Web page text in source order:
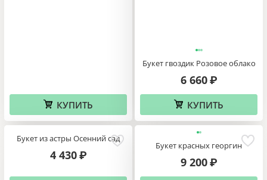
КУПИТЬ
Букет гвоздик Розовое облако
6 660 ₽
КУПИТЬ
Букет из астры Осенний сад
4 430 ₽
Букет красных георгин
9 200 ₽